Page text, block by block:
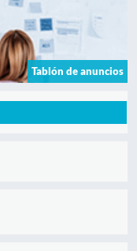
Tablón de anuncios